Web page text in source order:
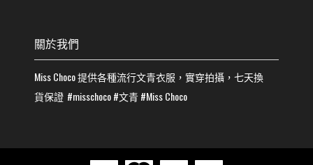
關於我們
Miss Choco提供各種流行文青衣服，實穿拍攝，七天換
貨保證 #misschoco#文青#Miss Choco